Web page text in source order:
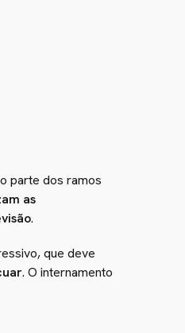
parte dos ramos
as
.
que deve
. O internamento